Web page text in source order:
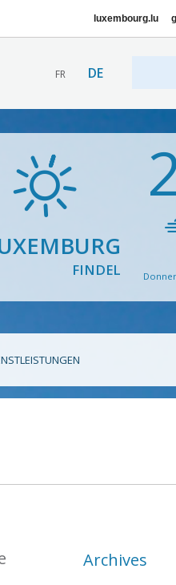
luxembourg.lu
FR DE
FINDEL
Archives